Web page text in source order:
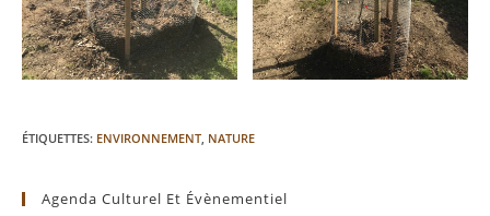
ÉTIQUETTES: ENVIRONNEMENT, NATURE
Agenda Culturel Et Évènementiel